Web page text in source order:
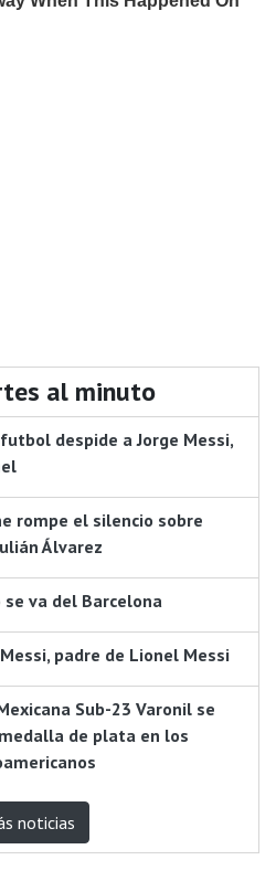
al minuto
despide a Jorge Messi,
rompe el silencio sobre
Álvarez
se va del Barcelona
padre de Lionel Messi
Sub-23 Varonil se
de plata en los
noticias